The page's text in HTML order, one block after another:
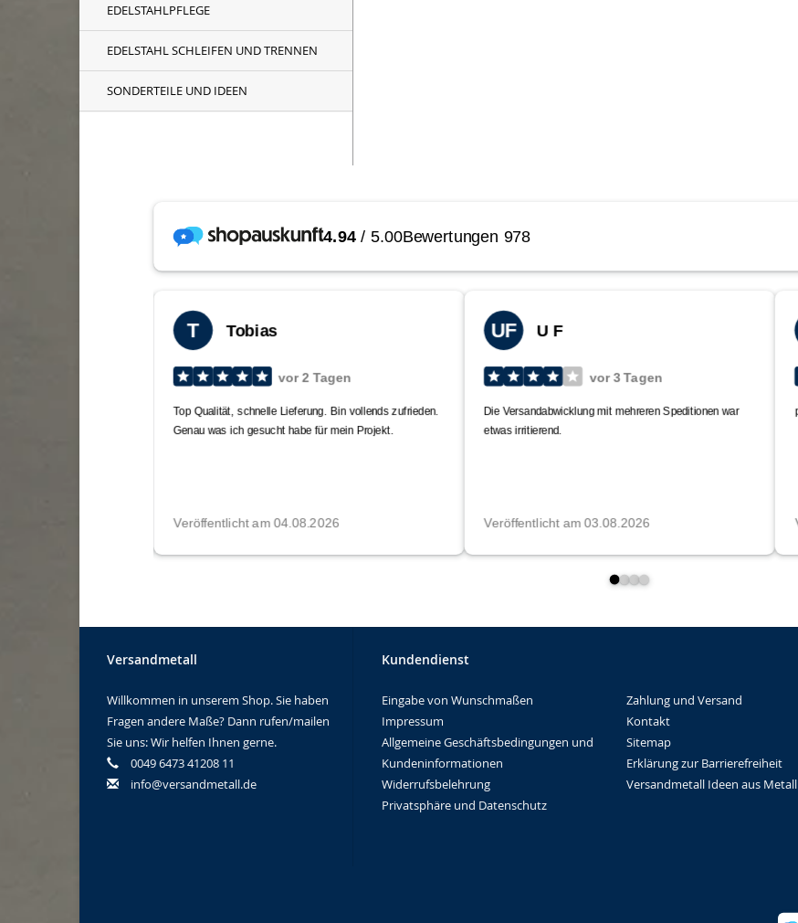
EDELSTAHLPFLEGE
EDELSTAHL SCHLEIFEN UND TRENNEN
SONDERTEILE UND IDEEN
Versandmetall
Willkommen in unserem Shop. Sie haben
Fragen andere Maße? Dann rufen/mailen
Sie uns: Wir helfen Ihnen gerne.
0049 6473 41208 11
info@versandmetall.de
Kundendienst
Eingabe von Wunschmaßen
Impressum
Allgemeine Geschäftsbedingungen und
Kundeninformationen
Widerrufsbelehrung
Privatsphäre und Datenschutz
Zahlung und Versand
Kontakt
Sitemap
Erklärung zur Barrierefreiheit
Versandmetall Ideen aus Metall